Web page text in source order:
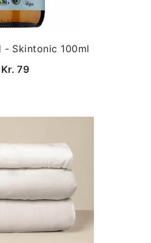
- Skintonic 100ml
Kr. 79